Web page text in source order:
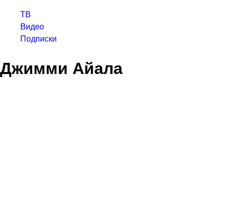
ТВ
Видео
Подписки
Джимми Айала